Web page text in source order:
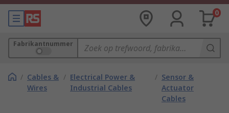
0
Fabrikantnummer
/ Cables &
Wires
/ Electrical Power &
Industrial Cables
/ Sensor &
Actuator
Cables